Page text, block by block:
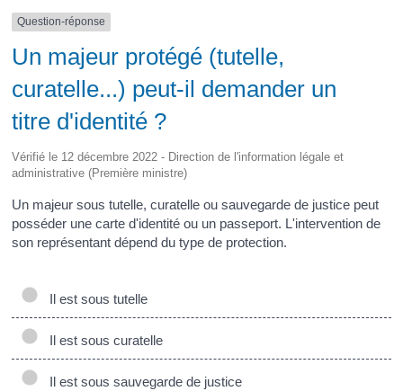
Question-réponse
Un majeur protégé (tutelle,
curatelle...) peut-il demander un
titre d'identité ?
Vérifié le 12 décembre 2022 - Direction de l'information légale et
administrative (Première ministre)
Un majeur sous tutelle, curatelle ou sauvegarde de justice peut
posséder une carte d'identité ou un passeport. L'intervention de
son représentant dépend du type de protection.
Il est sous tutelle
Il est sous curatelle
Il est sous sauvegarde de justice